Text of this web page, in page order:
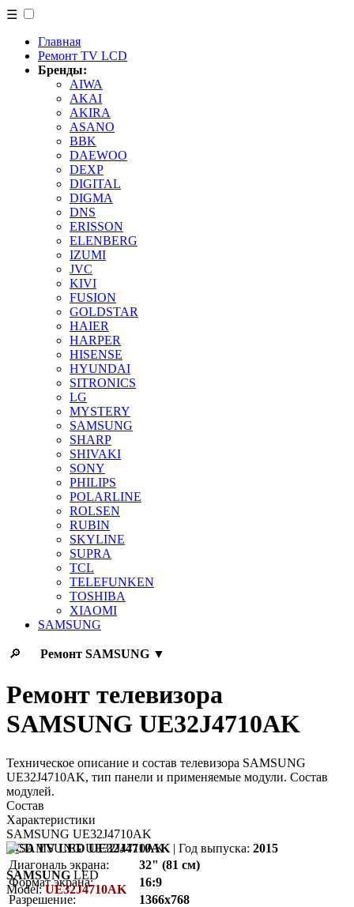
☰
Главная
Ремонт TV LCD
Бренды:
AIWA
AKAI
AKIRA
ASANO
BBK
DAEWOO
DEXP
DIGITAL
DIGMA
DNS
ERISSON
ELENBERG
IZUMI
JVC
KIVI
FUSION
GOLDSTAR
HAIER
HARPER
HISENSE
HYUNDAI
SITRONICS
LG
MYSTERY
SAMSUNG
SHARP
SHIVAKI
SONY
PHILIPS
POLARLINE
ROLSEN
RUBIN
SKYLINE
SUPRA
TCL
TELEFUNKEN
TOSHIBA
XIAOMI
SAMSUNG
🔎 Ремонт SAMSUNG ▼
Ремонт телевизора
SAMSUNG UE32J4710AK
Техническое описание и состав телевизора SAMSUNG
UE32J4710AK, тип панели и применяемые модули. Состав
модулей.
Состав
Характеристики
SAMSUNG UE32J4710AK
LCD TV LED UE32J4710AK | Год выпуска: 2015
Диагональ экрана:
32" (81 см)
Формат экрана:
16:9
Разрешение:
1366x768
SAMSUNG LED
Model:UE32J4710AK